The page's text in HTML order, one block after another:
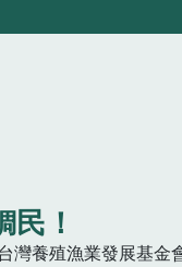
！
灣養殖漁業發展基金